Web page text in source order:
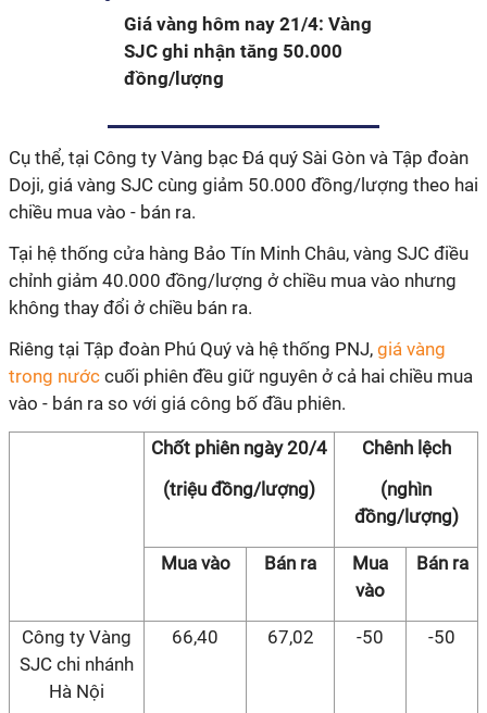
Giá vàng hôm nay 21/4: Vàng
SJC ghi nhận tăng 50.000
đồng/lượng
Cụ thể, tại Công ty Vàng bạc Đá quý Sài Gòn và Tập đoàn
Doji, giá vàng SJC cùng giảm 50.000 đồng/lượng theo hai
chiều mua vào - bán ra.
Tại hệ thống cửa hàng Bảo Tín Minh Châu, vàng SJC điều
chỉnh giảm 40.000 đồng/lượng ở chiều mua vào nhưng
không thay đổi ở chiều bán ra.
Riêng tại Tập đoàn Phú Quý và hệ thống PNJ, giá vàng
trong nước cuối phiên đều giữ nguyên ở cả hai chiều mua
vào - bán ra so với giá công bố đầu phiên.
Chốt phiên ngày 20/4
(triệu đồng/lượng)
Chênh lệch
(nghìn
đồng/lượng)
Mua vào Bán ra
Mua
vào
Bán ra
Công ty Vàng
SJC chi nhánh
Hà Nội
66,40 67,02 -50 -50